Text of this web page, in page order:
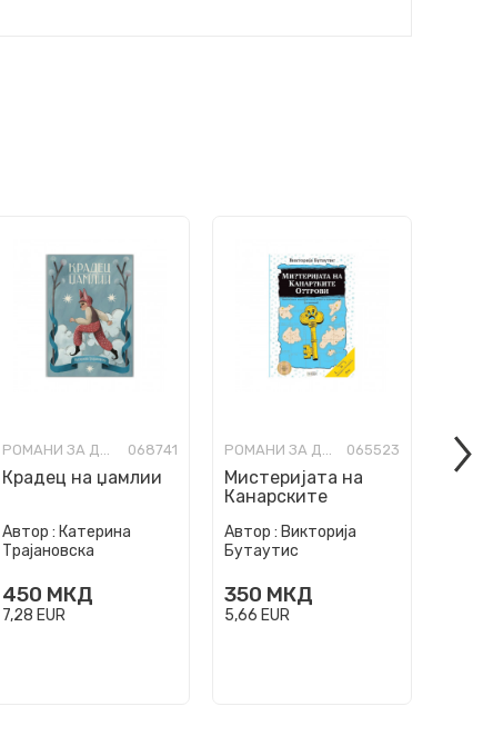
РОМАНИ ЗА ДЕЦА 068741
Крадец на џамлии
Автор : Катерина
Трајановска
450 МКД
7,28 EUR
РОМАНИ ЗА ДЕЦА 065523
Мистеријата на
Канарските
Автор : Викторија
Бутаутис
350 МКД
5,66 EUR